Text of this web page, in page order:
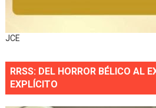
JCE
RRSS: DEL HORROR BÉLICO AL
EXPLÍCITO